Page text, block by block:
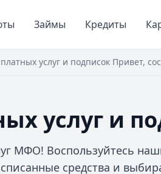
Займы Кредиты
услуг и подписок Привет,
услуг и
МФО! Воспользуйтесь
средства и